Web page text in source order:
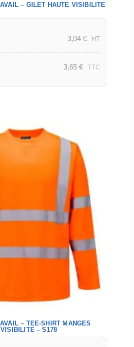
– GILET HAUTE VISIBILITE
3,04 € HT
3,65 € TTC
– TEE-SHIRT MANGES
– S178